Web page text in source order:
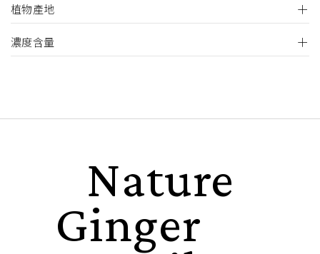
植物產地
濃度含量
Nature
Ginger